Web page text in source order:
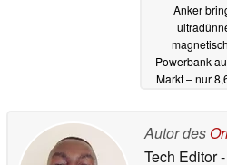
Anker
Powerbank
Markt – nur
Autor des
Tech Editor